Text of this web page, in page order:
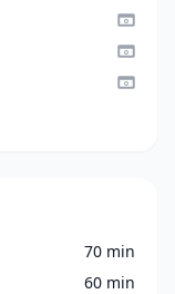
70 min
60 min